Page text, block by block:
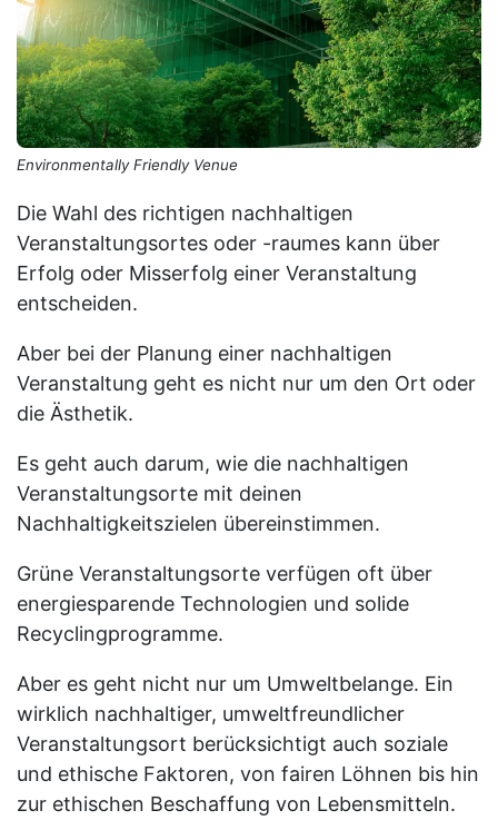
Environmentally Friendly Venue
Die Wahl des richtigen nachhaltigen
Veranstaltungsortes oder -raumes kann über
Erfolg oder Misserfolg einer Veranstaltung
entscheiden.
Aber bei der Planung einer nachhaltigen
Veranstaltung geht es nicht nur um den Ort oder
die Ästhetik.
Es geht auch darum, wie die nachhaltigen
Veranstaltungsorte mit deinen
Nachhaltigkeitszielen übereinstimmen.
Grüne Veranstaltungsorte verfügen oft über
energiesparende Technologien und solide
Recyclingprogramme.
Aber es geht nicht nur um Umweltbelange. Ein
wirklich nachhaltiger, umweltfreundlicher
Veranstaltungsort berücksichtigt auch soziale
und ethische Faktoren, von fairen Löhnen bis hin
zur ethischen Beschaffung von Lebensmitteln.